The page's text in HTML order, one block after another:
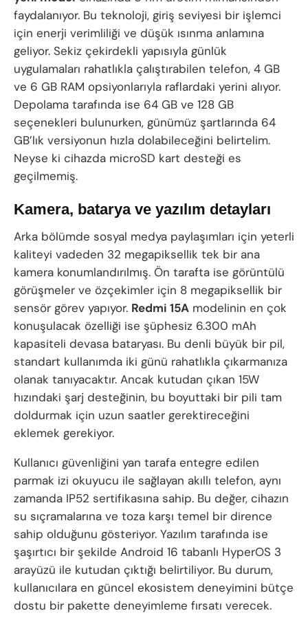
faydalanıyor. Bu teknoloji, giriş seviyesi bir işlemci
için enerji verimliliği ve düşük ısınma anlamına
geliyor. Sekiz çekirdekli yapısıyla günlük
uygulamaları rahatlıkla çalıştırabilen telefon, 4 GB
ve 6 GB RAM opsiyonlarıyla raflardaki yerini alıyor.
Depolama tarafında ise 64 GB ve 128 GB
seçenekleri bulunurken, günümüz şartlarında 64
GB’lık versiyonun hızla dolabileceğini belirtelim.
Neyse ki cihazda microSD kart desteği es
geçilmemiş.
Kamera, batarya ve yazılım detayları
Arka bölümde sosyal medya paylaşımları için yeterli
kaliteyi vadeden 32 megapiksellik tek bir ana
kamera konumlandırılmış. Ön tarafta ise görüntülü
görüşmeler ve özçekimler için 8 megapiksellik bir
sensör görev yapıyor. Redmi 15A modelinin en çok
konuşulacak özelliği ise şüphesiz 6.300 mAh
kapasiteli devasa bataryası. Bu denli büyük bir pil,
standart kullanımda iki günü rahatlıkla çıkarmanıza
olanak tanıyacaktır. Ancak kutudan çıkan 15W
hızındaki şarj desteğinin, bu boyuttaki bir pili tam
doldurmak için uzun saatler gerektireceğini
eklemek gerekiyor.
Kullanıcı güvenliğini yan tarafa entegre edilen
parmak izi okuyucu ile sağlayan akıllı telefon, aynı
zamanda IP52 sertifikasına sahip. Bu değer, cihazın
su sıçramalarına ve toza karşı temel bir dirence
sahip olduğunu gösteriyor. Yazılım tarafında ise
şaşırtıcı bir şekilde Android 16 tabanlı HyperOS 3
arayüzü ile kutudan çıktığı belirtiliyor. Bu durum,
kullanıcılara en güncel ekosistem deneyimini bütçe
dostu bir pakette deneyimleme fırsatı verecek.